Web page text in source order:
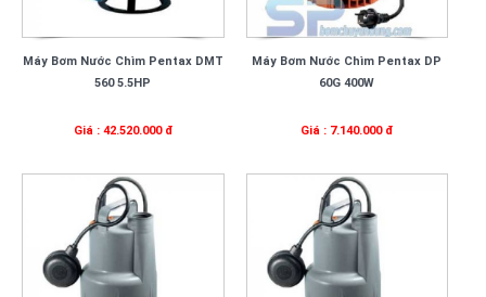
Máy Bơm Nước Chìm Pentax DMT
560 5.5HP
Giá : 42.520.000 đ
Máy Bơm Nước Chìm Pentax DP
60G 400W
Giá : 7.140.000 đ